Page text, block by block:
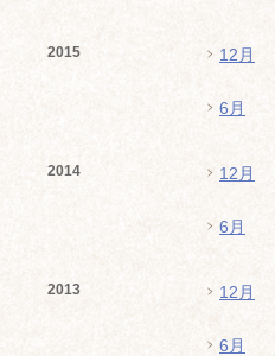
2015 12月
6月
2014 12月
6月
2013 12月
6月